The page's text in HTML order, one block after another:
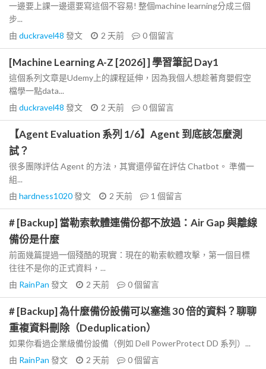
一邊要上課一邊還要寫這個不容易! 整個machine learning分成三個
步...
由 duckravel48 發文 2 天前 0個留言
[Machine Learning A-Z [2026] ] 學習筆記 Day1
這個系列文章是Udemy上的課程延伸，因為我個人想趁著育嬰假空
檔學一點data...
由 duckravel48 發文 2 天前 0個留言
【Agent Evaluation 系列 1/6】Agent 到底該怎麼測
試？
很多團隊評估 Agent 的方法，其實還停留在評估 Chatbot。 準備一
組...
由 hardness1020發文 2 天前 1 個留言
# [Backup] 當勒索軟體連備份都不放過：Air Gap 與離線
備份是什麼
前面幾篇提過一個殘酷的現實：現在的勒索軟體攻擊，第一個目標
往往不是你的正式資料，...
由 RainPan 發文 2 天前 0個留言
# [Backup] 為什麼備份設備可以塞進 30 倍的資料？聊聊
重複資料刪除（Deduplication）
如果你看過企業級備份設備（例如 Dell PowerProtect DD 系列）...
由 RainPan 發文 2 天前 0個留言